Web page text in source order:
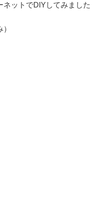
ットでDIYしてみました